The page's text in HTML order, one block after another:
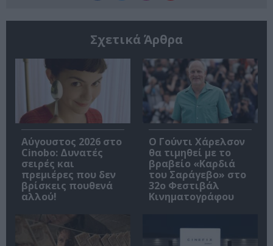
Σχετικά Άρθρα
Αύγουστος 2026 στο
Cinobo: Δυνατές
σειρές και
πρεμιέρες που δεν
βρίσκεις πουθενά
αλλού!
Ο Γούντι Χάρελσον
θα τιμηθεί με το
βραβείο «Καρδιά
του Σαράγεβο» στο
32ο Φεστιβάλ
Κινηματογράφου